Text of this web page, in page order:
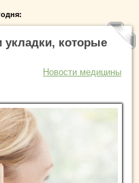
укладки, которые
Новости медицины